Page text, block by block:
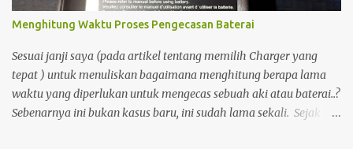
Menghitung Waktu Proses Pengecasan Baterai
Sesuai janji saya (pada artikel tentang memilih Charger yang
tepat ) untuk menuliskan bagaimana menghitung berapa lama
waktu yang diperlukan untuk mengecas sebuah aki atau baterai..?
Sebenarnya ini bukan kasus baru, ini sudah lama sekali. Sejak